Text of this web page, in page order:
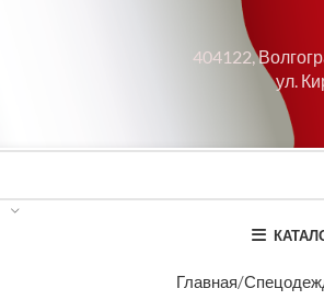
404122,
ул.
Главная